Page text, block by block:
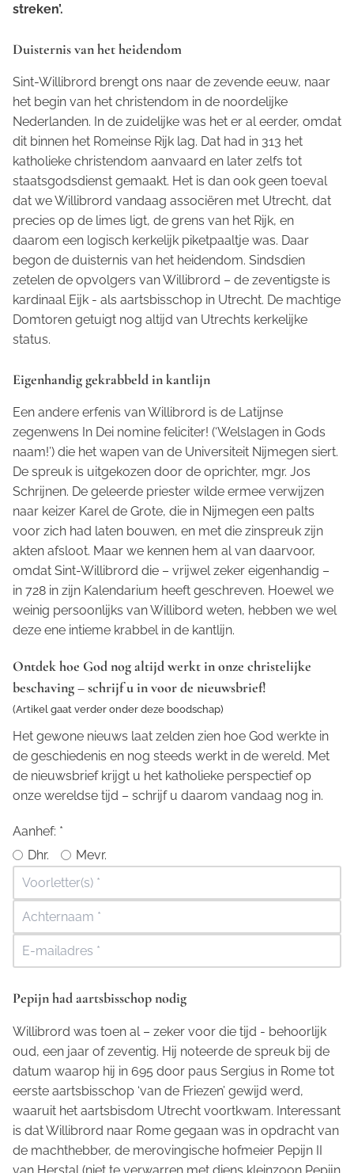
streken’.
Duisternis van het heidendom
Sint-Willibrord brengt ons naar de zevende eeuw, naar
het begin van het christendom in de noordelijke
Nederlanden. In de zuidelijke was het er al eerder, omdat
dit binnen het Romeinse Rijk lag. Dat had in 313 het
katholieke christendom aanvaard en later zelfs tot
staatsgodsdienst gemaakt. Het is dan ook geen toeval
dat we Willibrord vandaag associëren met Utrecht, dat
precies op de limes ligt, de grens van het Rijk, en
daarom een logisch kerkelijk piketpaaltje was. Daar
begon de duisternis van het heidendom. Sindsdien
zetelen de opvolgers van Willibrord – de zeventigste is
kardinaal Eijk - als aartsbisschop in Utrecht. De machtige
Domtoren getuigt nog altijd van Utrechts kerkelijke
status.
Eigenhandig gekrabbeld in kantlijn
Een andere erfenis van Willibrord is de Latijnse
zegenwens In Dei nomine feliciter! (‘Welslagen in Gods
naam!’) die het wapen van de Universiteit Nijmegen siert.
De spreuk is uitgekozen door de oprichter, mgr. Jos
Schrijnen. De geleerde priester wilde ermee verwijzen
naar keizer Karel de Grote, die in Nijmegen een palts
voor zich had laten bouwen, en met die zinspreuk zijn
akten afsloot. Maar we kennen hem al van daarvoor,
omdat Sint-Willibrord die – vrijwel zeker eigenhandig –
in 728 in zijn Kalendarium heeft geschreven. Hoewel we
weinig persoonlijks van Willibord weten, hebben we wel
deze ene intieme krabbel in de kantlijn.
Ontdek hoe God nog altijd werkt in onze christelijke
beschaving – schrijf u in voor de nieuwsbrief!
(Artikel gaat verder onder deze boodschap)
Het gewone nieuws laat zelden zien hoe God werkte in
de geschiedenis en nog steeds werkt in de wereld. Met
de nieuwsbrief krijgt u het katholieke perspectief op
onze wereldse tijd – schrijf u daarom vandaag nog in.
Aanhef: *
Dhr.
Mevr.
Pepijn had aartsbisschop nodig
Willibrord was toen al – zeker voor die tijd - behoorlijk
oud, een jaar of zeventig. Hij noteerde de spreuk bij de
datum waarop hij in 695 door paus Sergius in Rome tot
eerste aartsbisschop ‘van de Friezen’ gewijd werd,
waaruit het aartsbisdom Utrecht voortkwam. Interessant
is dat Willibrord naar Rome gegaan was in opdracht van
de machthebber, de merovingische hofmeier Pepijn II